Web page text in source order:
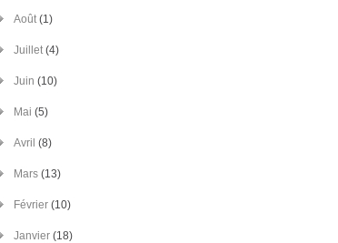
Août(1)
Juillet(4)
Juin (10)
Mai (5)
Avril (8)
Mars (13)
Février (10)
Janvier (18)